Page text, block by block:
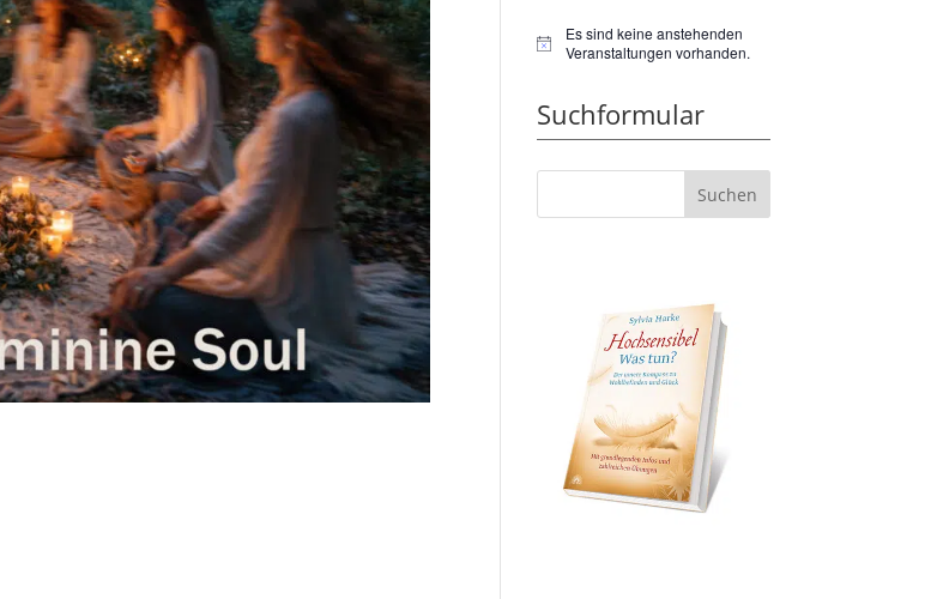
Hinweis
Es sind keine anstehenden
Veranstaltungen vorhanden.
Suchformular